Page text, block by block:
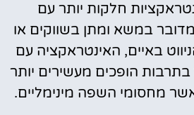
חלקות יותר עם
במשא ומתן בשווקים או
באיים, האינטראקציה עם
הופכים מעשירים יותר
מחסומי השפה מינימליים.